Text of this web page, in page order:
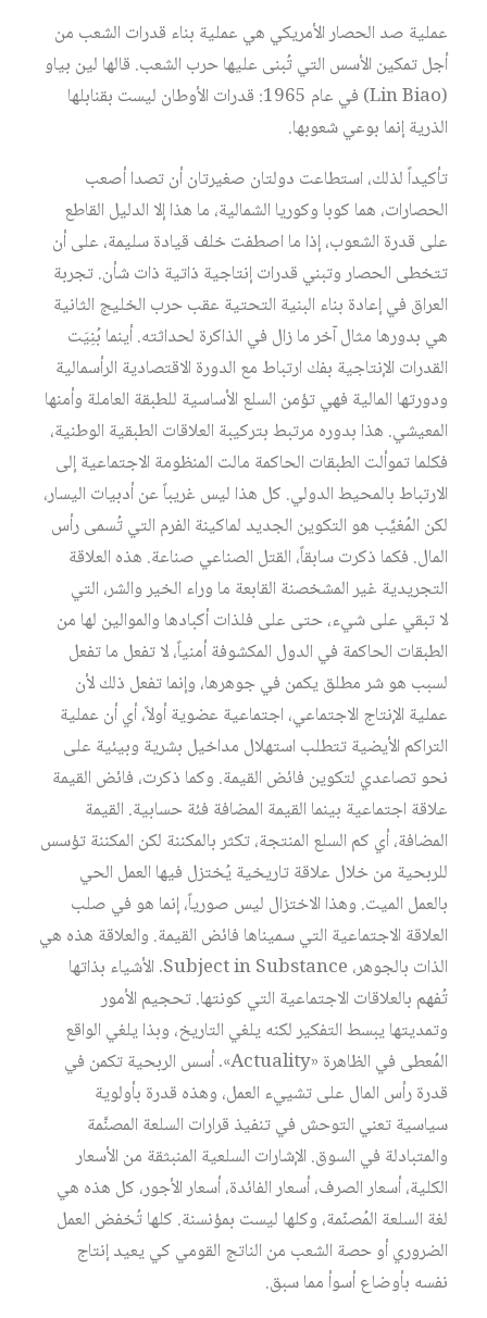
عملية صد الحصار الأمريكي هي عملية بناء قدرات الشعب من
أجل تمكين الأسس التي تُبنى عليها حرب الشعب. قالها لين بياو
(Lin Biao) في عام 1965: قدرات الأوطان ليست بقنابلها
الذرية إنما بوعي شعوبها.
تأكيداً لذلك، استطاعت دولتان صغيرتان أن تصدا أصعب
الحصارات، هما كوبا وكوريا الشمالية، ما هذا إلا الدليل القاطع
على قدرة الشعوب، إذا ما اصطفت خلف قيادة سليمة، على أن
تتخطى الحصار وتبني قدرات إنتاجية ذاتية ذات شأن. تجربة
العراق في إعادة بناء البنية التحتية عقب حرب الخليج الثانية
هي بدورها مثال آخر ما زال في الذاكرة لحداثته. أينما بُنِيَت
القدرات الإنتاجية بفك ارتباط مع الدورة الاقتصادية الرأسمالية
ودورتها المالية فهي تؤمن السلع الأساسية للطبقة العاملة وأمنها
المعيشي. هذا بدوره مرتبط بتركيبة العلاقات الطبقية الوطنية،
فكلما تموألت الطبقات الحاكمة مالت المنظومة الاجتماعية إلى
الارتباط بالمحيط الدولي. كل هذا ليس غريباً عن أدبيات اليسار،
لكن المُغيَّب هو التكوين الجديد لماكينة الفرم التي تُسمى رأس
المال. فكما ذكرت سابقاً، القتل الصناعي صناعة. هذه العلاقة
التجريدية غير المشخصنة القابعة ما وراء الخير والشر، التي
لا تبقي على شيء، حتى على فلذات أكبادها والموالين لها من
الطبقات الحاكمة في الدول المكشوفة أمنياً، لا تفعل ما تفعل
لسبب هو شر مطلق يكمن في جوهرها، وإنما تفعل ذلك لأن
عملية الإنتاج الاجتماعي، اجتماعية عضوية أولاً، أي أن عملية
التراكم الأيضية تتطلب استهلال مداخيل بشرية وبيئية على
نحو تصاعدي لتكوين فائض القيمة. وكما ذكرت، فائض القيمة
علاقة اجتماعية بينما القيمة المضافة فئة حسابية. القيمة
المضافة، أي كم السلع المنتجة، تكثر بالمكننة لكن المكننة تؤسس
للربحية من خلال علاقة تاريخية يُختزل فيها العمل الحي
بالعمل الميت. وهذا الاختزال ليس صورياً، إنما هو في صلب
العلاقة الاجتماعية التي سميناها فائض القيمة. والعلاقة هذه هي
الذات بالجوهر، Subject in Substance. الأشياء بذاتها
تُفهم بالعلاقات الاجتماعية التي كونتها. تحجيم الأمور
وتمديتها يبسط التفكير لكنه يلغي التاريخ، وبذا يلغي الواقع
المُعطى في الظاهرة «Actuality». أسس الربحية تكمن في
قدرة رأس المال على تشييء العمل، وهذه قدرة بأولوية
سياسية تعني التوحش في تنفيذ قرارات السلعة المصنَّمة
والمتبادلة في السوق. الإشارات السلعية المنبثقة من الأسعار
الكلية، أسعار الصرف، أسعار الفائدة، أسعار الأجور، كل هذه هي
لغة السلعة المُصنّمة، وكلها ليست بمؤنسنة. كلها تُخفض العمل
الضروري أو حصة الشعب من الناتج القومي كي يعيد إنتاج
نفسه بأوضاع أسوأ مما سبق.